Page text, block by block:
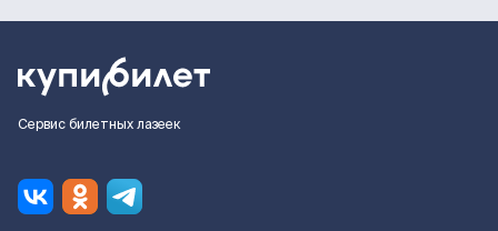
Сервис билетных лазеек